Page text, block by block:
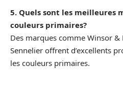
5. Quels sont les meilleures
couleurs primaires?
Des marques comme Winsor &
Sennelier offrent d’excellents
les couleurs primaires.